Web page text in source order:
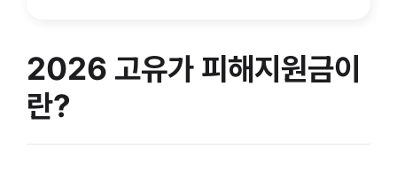
2026 고유가 피해지원금이
란?